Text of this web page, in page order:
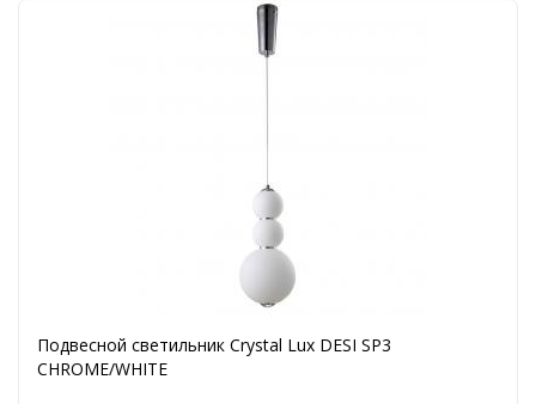
Подвесной светильник Crystal Lux DESI SP3
CHROME/WHITE